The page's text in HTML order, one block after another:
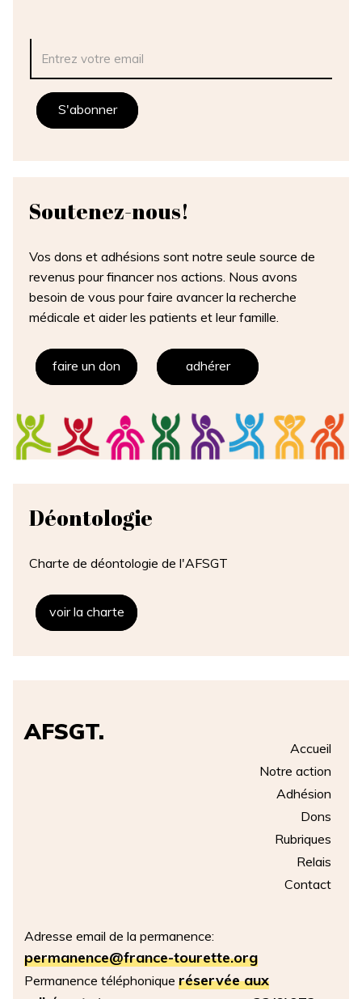
Soutenez-nous!
Vos dons et adhésions sont notre seule source de
revenus pour financer nos actions. Nous avons
besoin de vous pour faire avancer la recherche
médicale et aider les patients et leur famille.
faire un don adhérer
Déontologie
Charte de déontologie de l'AFSGT
voir la charte
AFSGT.
Accueil
Notre action
Adhésion
Dons
Rubriques
Relais
Contact
Adresse email de la permanence:
permanence@france-tourette.org
Permanence téléphonique réservée aux